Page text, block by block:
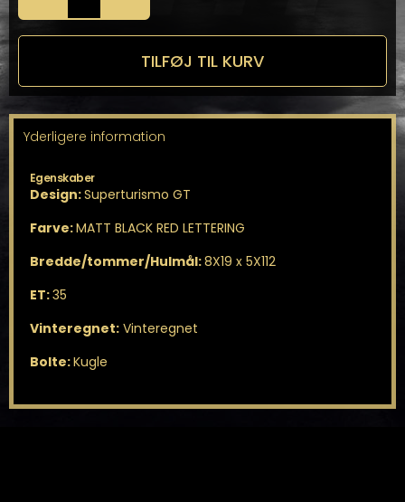
Superturismo
GT
antal
TILFØJ TIL KURV
Yderligere information
Egenskaber
Design:Superturismo GT
Farve:MATT BLACK RED LETTERING
Bredde/tommer/Hulmål:8X19 x 5X112
ET:35
Vinteregnet:Vinteregnet
Bolte:Kugle